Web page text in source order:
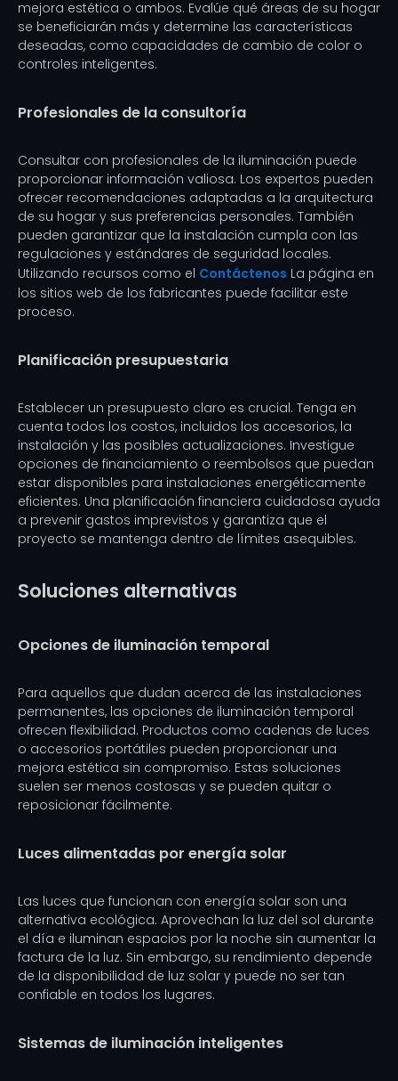
mejora estética o ambos. Evalúe qué áreas de su hogar
se beneficiarán más y determine las características
deseadas, como capacidades de cambio de color o
controles inteligentes.
Profesionales de la consultoría
Consultar con profesionales de la iluminación puede
proporcionar información valiosa. Los expertos pueden
ofrecer recomendaciones adaptadas a la arquitectura
de su hogar y sus preferencias personales. También
pueden garantizar que la instalación cumpla con las
regulaciones y estándares de seguridad locales.
Utilizando recursos como el Contáctenos La página en
los sitios web de los fabricantes puede facilitar este
proceso.
Planificación presupuestaria
Establecer un presupuesto claro es crucial. Tenga en
cuenta todos los costos, incluidos los accesorios, la
instalación y las posibles actualizaciones. Investigue
opciones de financiamiento o reembolsos que puedan
estar disponibles para instalaciones energéticamente
eficientes. Una planificación financiera cuidadosa ayuda
a prevenir gastos imprevistos y garantiza que el
proyecto se mantenga dentro de límites asequibles.
Soluciones alternativas
Opciones de iluminación temporal
Para aquellos que dudan acerca de las instalaciones
permanentes, las opciones de iluminación temporal
ofrecen flexibilidad. Productos como cadenas de luces
o accesorios portátiles pueden proporcionar una
mejora estética sin compromiso. Estas soluciones
suelen ser menos costosas y se pueden quitar o
reposicionar fácilmente.
Luces alimentadas por energía solar
Las luces que funcionan con energía solar son una
alternativa ecológica. Aprovechan la luz del sol durante
el día e iluminan espacios por la noche sin aumentar la
factura de la luz. Sin embargo, su rendimiento depende
de la disponibilidad de luz solar y puede no ser tan
confiable en todos los lugares.
Sistemas de iluminación inteligentes